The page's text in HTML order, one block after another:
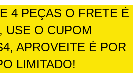
4 PEÇAS O FRETE É
USE O CUPOM
APROVEITE É POR
LIMITADO!